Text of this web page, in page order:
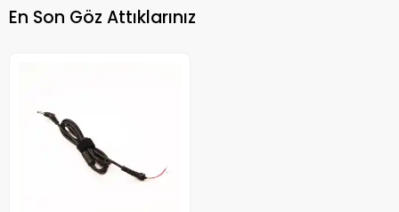
En Son Göz Attıklarınız